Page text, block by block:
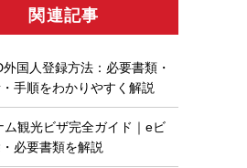
関連記事
外国人登録方法：必要書類・
手順をわかりやすく解説
ム観光ビザ完全ガイド｜eビ
必要書類を解説